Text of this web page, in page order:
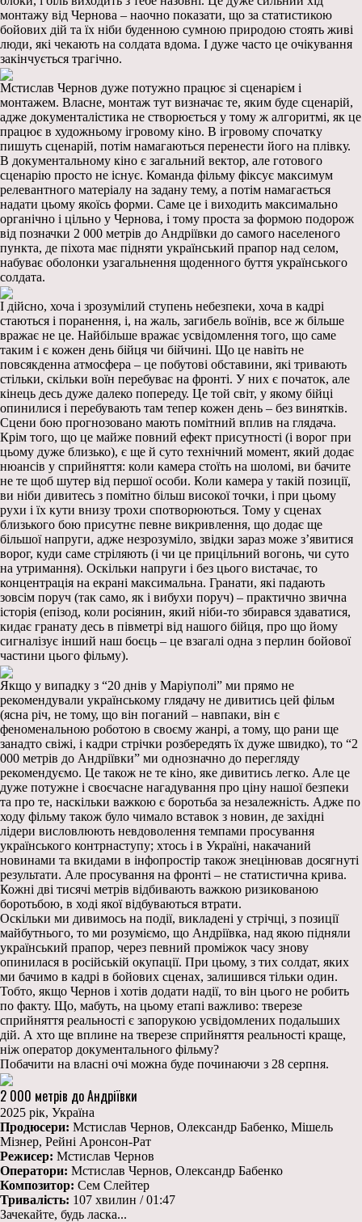
монтажу від Чернова – наочно показати, що за статистикою
бойових дій та їх ніби буденною сумною природою стоять живі
люди, які чекають на солдата вдома. І дуже часто це очікування
закінчується трагічно.
Мстислав Чернов дуже потужно працює зі сценарієм і
монтажем. Власне, монтаж тут визначає те, яким буде сценарій,
адже документалістика не створюється у тому ж алгоритмі, як це
працює в художньому ігровому кіно. В ігровому спочатку
пишуть сценарій, потім намагаються перенести його на плівку.
В документальному кіно є загальний вектор, але готового
сценарію просто не існує. Команда фільму фіксує максимум
релевантного матеріалу на задану тему, а потім намагається
надати цьому якоїсь форми. Саме це і виходить максимально
органічно і цільно у Чернова, і тому проста за формою подорож
від позначки 2 000 метрів до Андріївки до самого населеного
пункта, де піхота має підняти український прапор над селом,
набуває оболонки узагальнення щоденного буття українського
солдата.
І дійсно, хоча і зрозумілий ступень небезпеки, хоча в кадрі
стаються і поранення, і, на жаль, загибель воїнів, все ж більше
вражає не це. Найбільше вражає усвідомлення того, що саме
таким і є кожен день бійця чи бійчині. Що це навіть не
повсякденна атмосфера – це побутові обставини, які тривають
стільки, скільки воїн перебуває на фронті. У них є початок, але
кінець десь дуже далеко попереду. Це той світ, у якому бійці
опинилися і перебувають там тепер кожен день – без винятків.
Сцени бою прогнозовано мають помітний вплив на глядача.
Крім того, що це майже повний ефект присутності (і ворог при
цьому дуже близько), є ще й суто технічний момент, який додає
нюансів у сприйняття: коли камера стоїть на шоломі, ви бачите
не те щоб шутер від першої особи. Коли камера у такій позиції,
ви ніби дивитесь з помітно більш високої точки, і при цьому
рухи і їх кути внизу трохи спотворюються. Тому у сценах
близького бою присутнє певне викривлення, що додає ще
більшої напруги, адже незрозуміло, звідки зараз може з’явитися
ворог, куди саме стріляють (і чи це прицільний вогонь, чи суто
на утримання). Оскільки напруги і без цього вистачає, то
концентрація на екрані максимальна. Гранати, які падають
зовсім поруч (так само, як і вибухи поруч) – практично звична
історія (епізод, коли росіянин, який ніби-то збирався здаватися,
кидає гранату десь в півметрі від нашого бійця, про що йому
сигналізує інший наш боєць – це взагалі одна з перлин бойової
частини цього фільму).
Якщо у випадку з “20 днів у Маріуполі” ми прямо не
рекомендували українському глядачу не дивитись цей фільм
(ясна річ, не тому, що він поганий – навпаки, він є
феноменальною роботою в своєму жанрі, а тому, що рани ще
занадто свіжі, і кадри стрічки розбередять їх дуже швидко), то “2
000 метрів до Андріївки” ми однозначно до перегляду
рекомендуємо. Це також не те кіно, яке дивитись легко. Але це
дуже потужне і своєчасне нагадування про ціну нашої безпеки
та про те, наскільки важкою є боротьба за незалежність. Адже по
ходу фільму також було чимало вставок з новин, де західні
лідери висловлюють невдоволення темпами просування
українського контрнаступу; хтось і в Україні, накачаний
новинами та вкидами в інфопростір також знецінював досягнуті
результати. Але просування на фронті – не статистична крива.
Кожні дві тисячі метрів відбивають важкою ризикованою
боротьбою, в ході якої відбуваються втрати.
Оскільки ми дивимось на події, викладені у стрічці, з позиції
майбутнього, то ми розуміємо, що Андріївка, над якою підняли
український прапор, через певний проміжок часу знову
опинилася в російській окупації. При цьому, з тих солдат, яких
ми бачимо в кадрі в бойових сценах, залишився тільки один.
Тобто, якщо Чернов і хотів додати надії, то він цього не робить
по факту. Що, мабуть, на цьому етапі важливо: тверезе
сприйняття реальності є запорукою усвідомлених подальших
дій. А хто ще вплине на тверезе сприйняття реальності краще,
ніж оператор документального фільму?
Побачити на власні очі можна буде починаючи з 28 серпня.
2 000 метрів до Андріївки
2025 рік, Україна
Продюсери: Мстислав Чернов, Олександр Бабенко, Мішель
Мізнер, Рейні Аронсон-Рат
Режисер: Мстислав Чернов
Оператори: Мстислав Чернов, Олександр Бабенко
Композитор: Сем Слейтер
Тривалість: 107 хвилин / 01:47
Зачекайте, будь ласка...